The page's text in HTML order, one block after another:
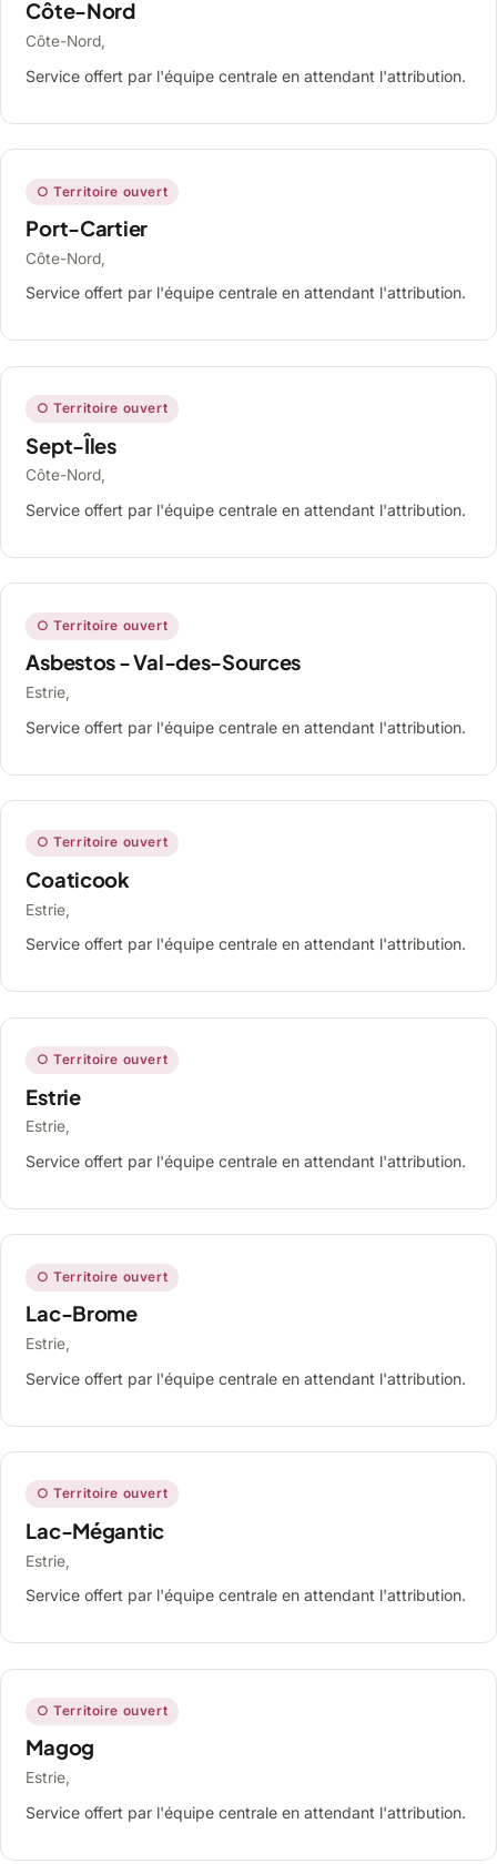
Côte-Nord
Côte-Nord,
Service offert par l'équipe centrale en attendant l'attribution.
○ Territoire ouvert
Port-Cartier
Côte-Nord,
Service offert par l'équipe centrale en attendant l'attribution.
○ Territoire ouvert
Sept-Îles
Côte-Nord,
Service offert par l'équipe centrale en attendant l'attribution.
○ Territoire ouvert
Asbestos - Val-des-Sources
Estrie,
Service offert par l'équipe centrale en attendant l'attribution.
○ Territoire ouvert
Coaticook
Estrie,
Service offert par l'équipe centrale en attendant l'attribution.
○ Territoire ouvert
Estrie
Estrie,
Service offert par l'équipe centrale en attendant l'attribution.
○ Territoire ouvert
Lac-Brome
Estrie,
Service offert par l'équipe centrale en attendant l'attribution.
○ Territoire ouvert
Lac-Mégantic
Estrie,
Service offert par l'équipe centrale en attendant l'attribution.
○ Territoire ouvert
Magog
Estrie,
Service offert par l'équipe centrale en attendant l'attribution.